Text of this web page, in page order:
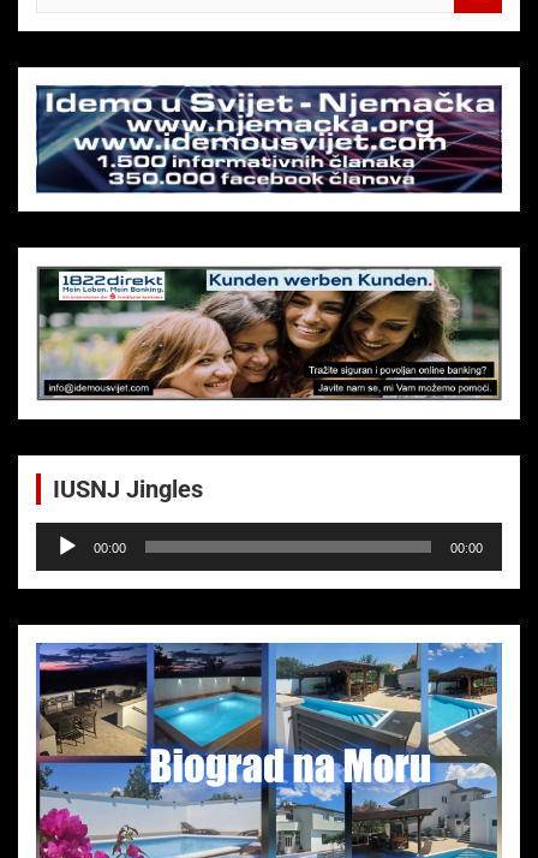
c
h
IUSNJ Jingles
Audio-
Player
00:00 00:00